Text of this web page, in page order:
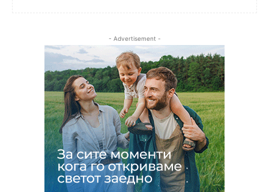
- Advertisement -